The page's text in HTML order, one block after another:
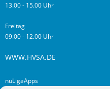
13.00 - 15.00 Uhr
Freitag
09.00 - 12.00 Uhr
WWW.HVSA.DE
nuLigaApps